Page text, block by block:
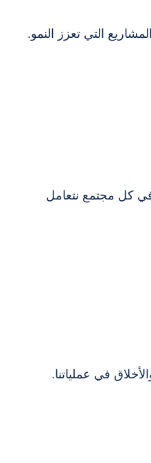
التي تعزز النمو.
كل مجتمع نتعامل
في عملياتنا.